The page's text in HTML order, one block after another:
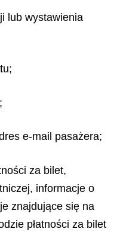
lub wystawienia
e-mail pasażera;
za bilet,
informacje o
znajdujące się na
płatności za bilet